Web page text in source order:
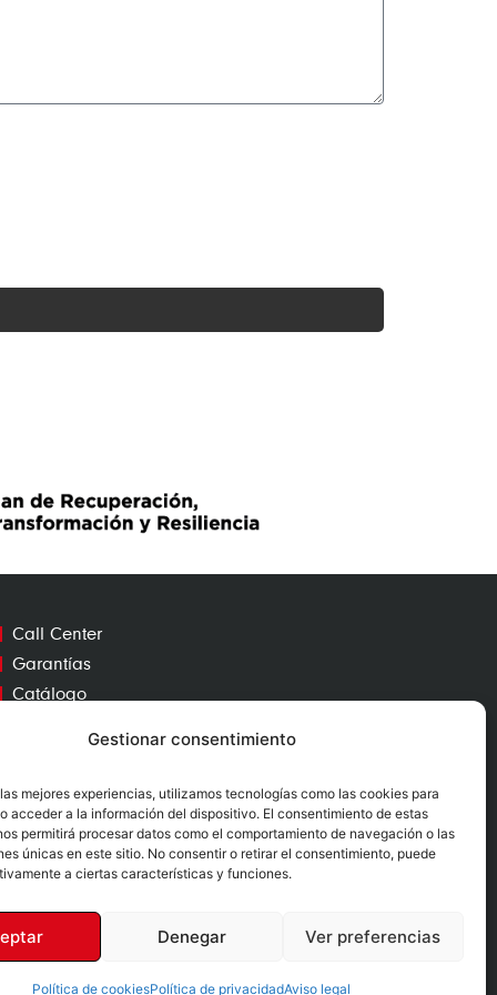
Gestionar consentimiento
mejores experiencias, utilizamos tecnologías como las cookies para
acceder a la información del dispositivo. El consentimiento de estas
permitirá procesar datos como el comportamiento de navegación o las
únicas en este sitio. No consentir o retirar el consentimiento, puede
a ciertas características y funciones.
Denegar Ver preferencias
Política de cookiesPolítica de privacidadAviso legal
Call Center
Garantías
Catálogo